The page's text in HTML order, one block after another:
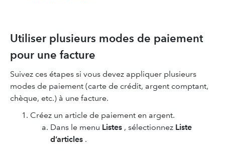
Utiliser plusieurs modes de paiement
pour une facture
Suivez ces étapes si vous devez appliquer plusieurs
modes de paiement (carte de crédit, argent comptant,
chèque, etc.) à une facture.
Créez un article de paiement en argent.
Dans le menu Listes , sélectionnez Liste
d’articles .